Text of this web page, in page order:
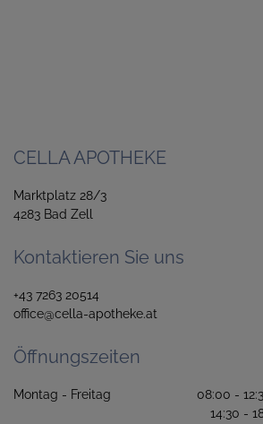
CELLA APOTHEKE
Marktplatz 28/3
4283 Bad Zell
Kontaktieren Sie uns
+43 7263 20514
office@cella-apotheke.at
Öffnungszeiten
Montag - Freitag 08:00 -
14:30 -